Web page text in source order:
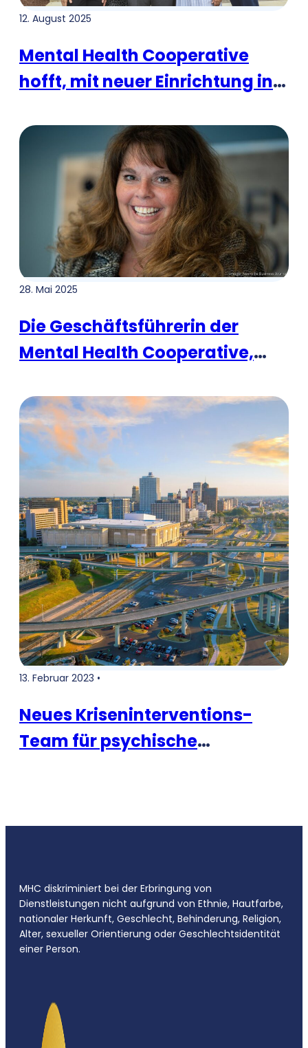
12. August 2025
Mental Health Cooperative
hofft, mit neuer Einrichtung in
decken
28. Mai 2025
Die Geschäftsführerin der
Mental Health Cooperative,
Neuausrichtung nach
‘schnellen und rasanten’
Kürzungen der Finanzmittel
13. Februar 2023 •
Neues Kriseninterventions-
Team für psychische
MHC diskriminiert bei der Erbringung von
Dienstleistungen nicht aufgrund von Ethnie, Hautfarbe,
nationaler Herkunft, Geschlecht, Behinderung, Religion,
Alter, sexueller Orientierung oder Geschlechtsidentität
einer Person.